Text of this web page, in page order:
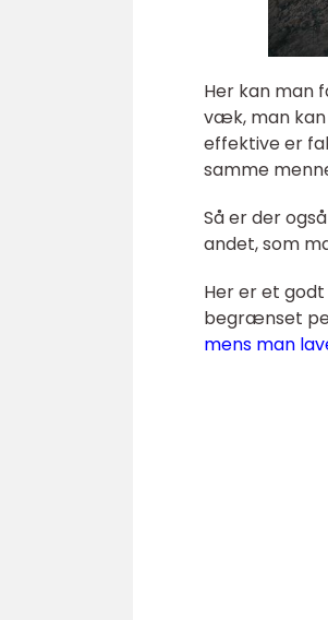
Her kan man
væk, man
effektive er
samme
Så er der
andet, som
Her er et
begrænset
mens man